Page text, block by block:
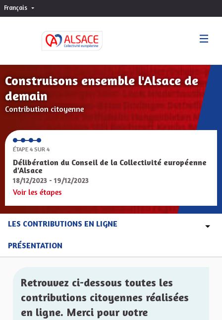
Français Choisir la langue
Construisons ensemble l'Alsace de
demain
Contribution citoyenne
ÉTAPE 4 SUR 4
Délibération du Conseil de la Collectivité européenne
d'Alsace
18/12/2023 - 19/12/2023
Voir les étapes
LES CONTRIBUTIONS EN LIGNE
PRÉSENTATION
Retrouvez ci-dessous toutes les
contributions citoyennes réalisées
en ligne. Merci pour votre